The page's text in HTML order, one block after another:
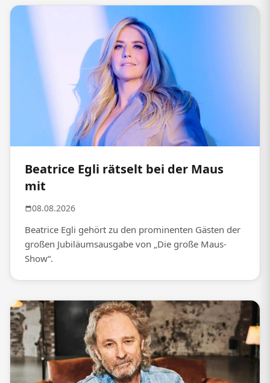
Beatrice Egli rätselt bei der Maus
mit
08.08.2026
Beatrice Egli gehört zu den prominenten Gästen der
großen Jubiläumsausgabe von „Die große Maus-
Show“.